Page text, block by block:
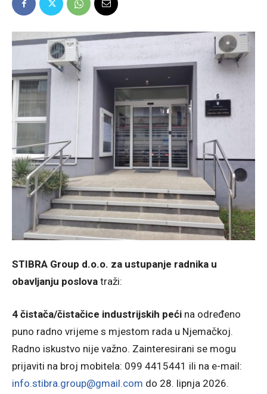
STIBRA Group d.o.o. za ustupanje radnika u
obavljanju poslova traži:
4 čistača/čistačice industrijskih peći na određeno
puno radno vrijeme s mjestom rada u Njemačkoj.
Radno iskustvo nije važno. Zainteresirani se mogu
prijaviti na broj mobitela: 099 4415441 ili na e-mail:
info.stibra.group@gmail.com do 28. lipnja 2026.